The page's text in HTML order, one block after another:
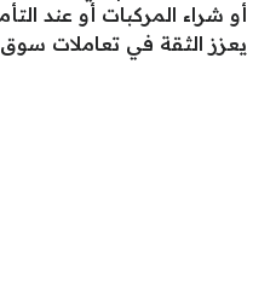
أو شراء المركبات أو عند
يعزز الثقة في تعاملات